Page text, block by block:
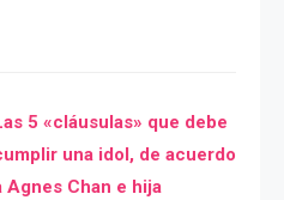
5 «cláusulas» que debe
una idol, de acuerdo
Agnes Chan e hija